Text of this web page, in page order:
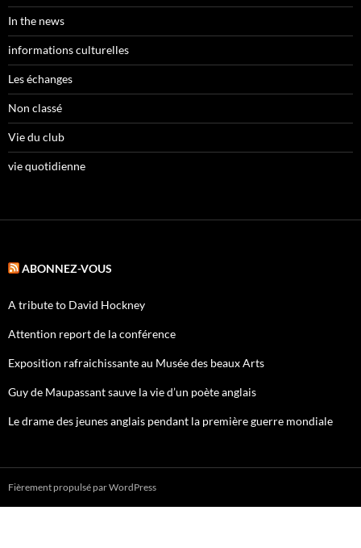
In the news
informations culturelles
Les échanges
Non classé
Vie du club
vie quotidienne
ABONNEZ-VOUS
A tribute to David Hockney
Attention report de la conférence
Exposition rafraichissante au Musée des beaux Arts
Guy de Maupassant sauve la vie d’un poète anglais
Le drame des jeunes anglais pendant la première guerre mondiale
Fièrement propulsé par WordPress